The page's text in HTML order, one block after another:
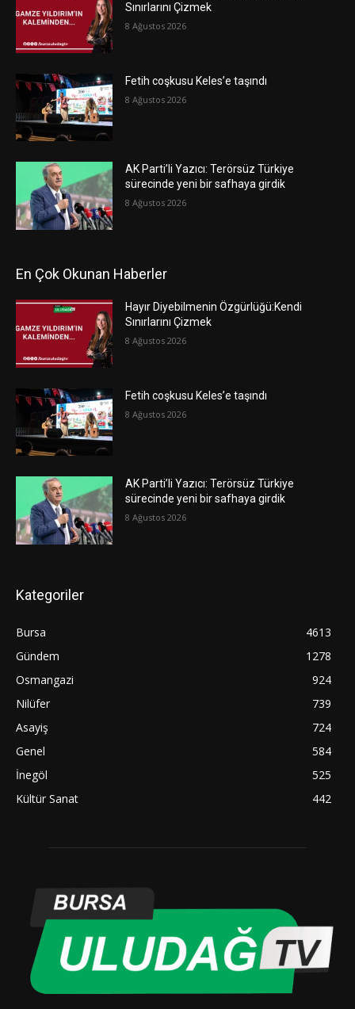
Sınırlarını Çizmek
8 Ağustos 2026
Fetih coşkusu Keles’e taşındı
8 Ağustos 2026
AK Parti’li Yazıcı: Terörsüz Türkiye
sürecinde yeni bir safhaya girdik
8 Ağustos 2026
En Çok Okunan Haberler
Hayır Diyebilmenin Özgürlüğü:Kendi
Sınırlarını Çizmek
8 Ağustos 2026
Fetih coşkusu Keles’e taşındı
8 Ağustos 2026
AK Parti’li Yazıcı: Terörsüz Türkiye
sürecinde yeni bir safhaya girdik
8 Ağustos 2026
Kategoriler
Bursa
4613
Gündem
1278
Osmangazi
924
Nilüfer
739
Asayiş
724
Genel
584
İnegöl
525
Kültür Sanat
442